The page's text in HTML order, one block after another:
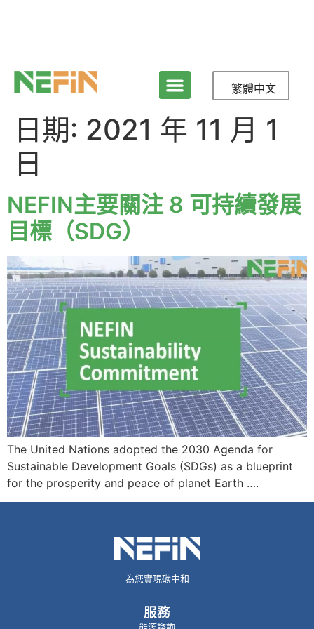
繁體中文
日期: 2021 年 11 月 1
日
NEFIN主要關注 8 可持續發展
目標（SDG）
The United Nations adopted the 2030 Agenda for
Sustainable Development Goals (SDGs) as a blueprint
for the prosperity and peace of planet Earth ….
為您實現碳中和
服務